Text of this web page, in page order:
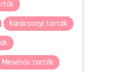
Karácsonyi torták
Mesehős torták